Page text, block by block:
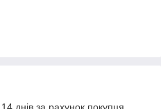
днів за рахунок покупця